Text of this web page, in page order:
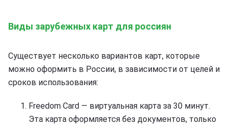
Виды зарубежных карт для россиян
Существует несколько вариантов карт, которые
можно оформить в России, в зависимости от целей и
сроков использования:
Freedom Card — виртуальная карта за 30 минут.
Эта карта оформляется без документов, только